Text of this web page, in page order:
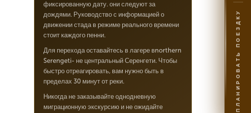
фиксированную дату. они следуют за
дождями. Руководство с информацией о
движении стада в режиме реального времени
стоит каждого пенни.
Для перехода оставайтесь в лагере вnorthern
Serengeti- не центральный Серенгети. Чтобы
быстро отреагировать, вам нужно быть в
пределах 30 минут от реки.
Никогда не заказывайте однодневную
миграционную экскурсию и не ожидайте
ПЛАНИРОВАТЬ ПОЕЗДКУ